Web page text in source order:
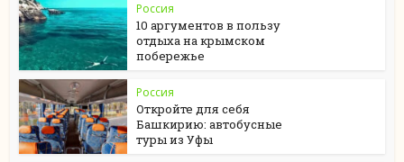
Россия
10 аргументов в пользу
отдыха на крымском
побережье
Россия
Откройте для себя
Башкирию: автобусные
туры из Уфы